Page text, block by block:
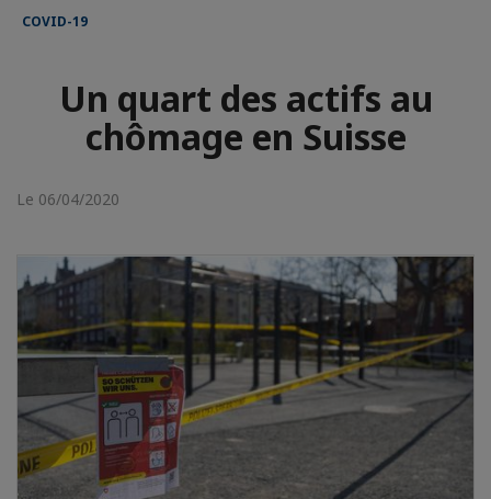
COVID-19
Un quart des actifs au
chômage en Suisse
Le 06/04/2020